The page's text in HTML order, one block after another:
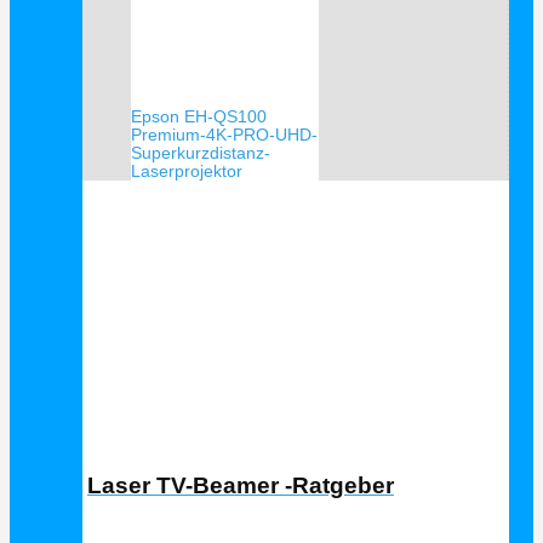
Epson EH-QS100
Premium-4K-PRO-UHD-
Superkurzdistanz-
Laserprojektor
Laser TV-Beamer -Ratgeber